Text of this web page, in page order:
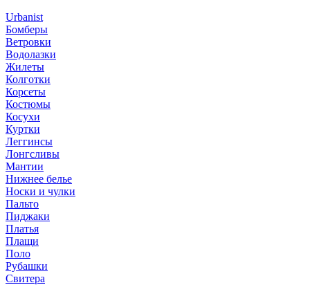
Urbanist
Бомберы
Ветровки
Водолазки
Жилеты
Колготки
Корсеты
Костюмы
Косухи
Куртки
Леггинсы
Лонгсливы
Мантии
Нижнее белье
Носки и чулки
Пальто
Пиджаки
Платья
Плащи
Поло
Рубашки
Свитера